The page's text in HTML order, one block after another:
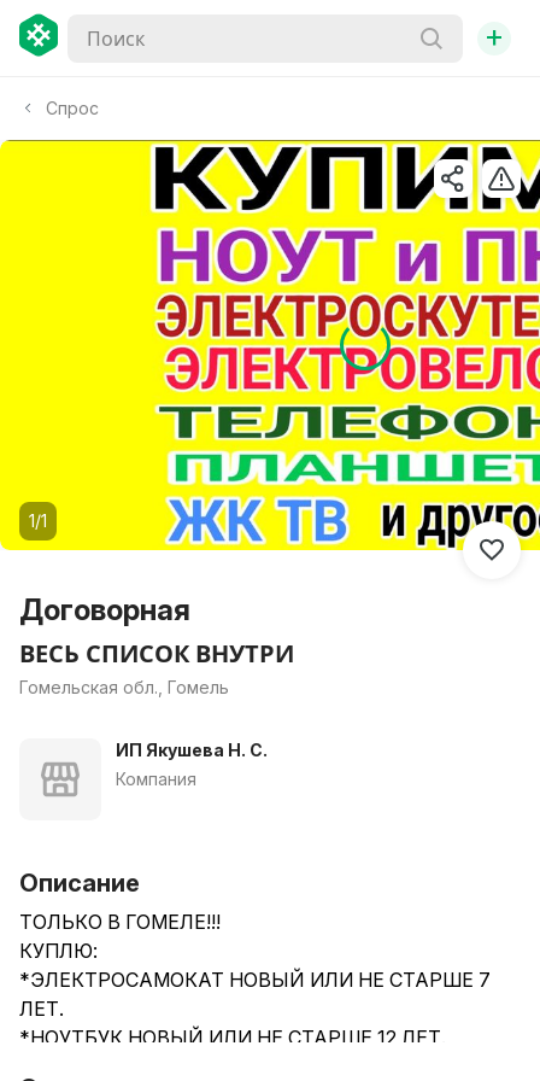
+
Спрос
1/1
Договорная
ВЕСЬ СПИСОК ВНУТРИ
Гомельская обл., Гомель
ИП Якушева Н. С.
Компания
Описание
ТОЛЬКО В ГОМЕЛЕ!!!
КУПЛЮ:
*ЭЛЕКТРОСАМОКАТ НОВЫЙ ИЛИ НЕ СТАРШЕ 7
ЛЕТ.
*НОУТБУК НОВЫЙ ИЛИ НЕ СТАРШЕ 12 ЛЕТ.